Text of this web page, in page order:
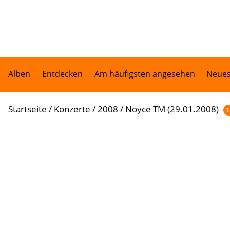
Alben Entdecken Am häufigsten angesehen
Startseite / Konzerte /2008 / Noyce TM (29.01.2008)